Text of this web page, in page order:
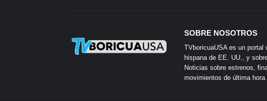
SOBRE NOSOTROS
TVboricuaUSA es un portal
hispana de EE. UU., y
Noticias sobre estrenos,
movimientos de última